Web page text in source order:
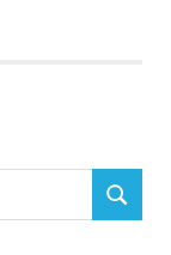
SEARCH